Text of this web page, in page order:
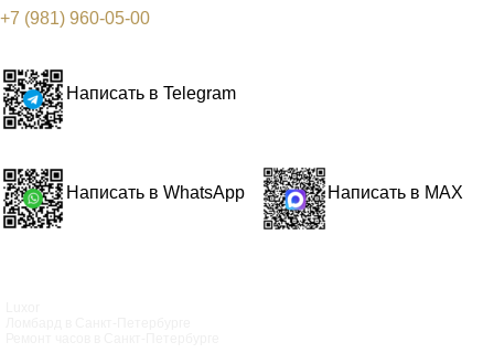
+7 (981) 960-05-00
Написать в Telegram
Написать в WhatsApp Написать в MAX